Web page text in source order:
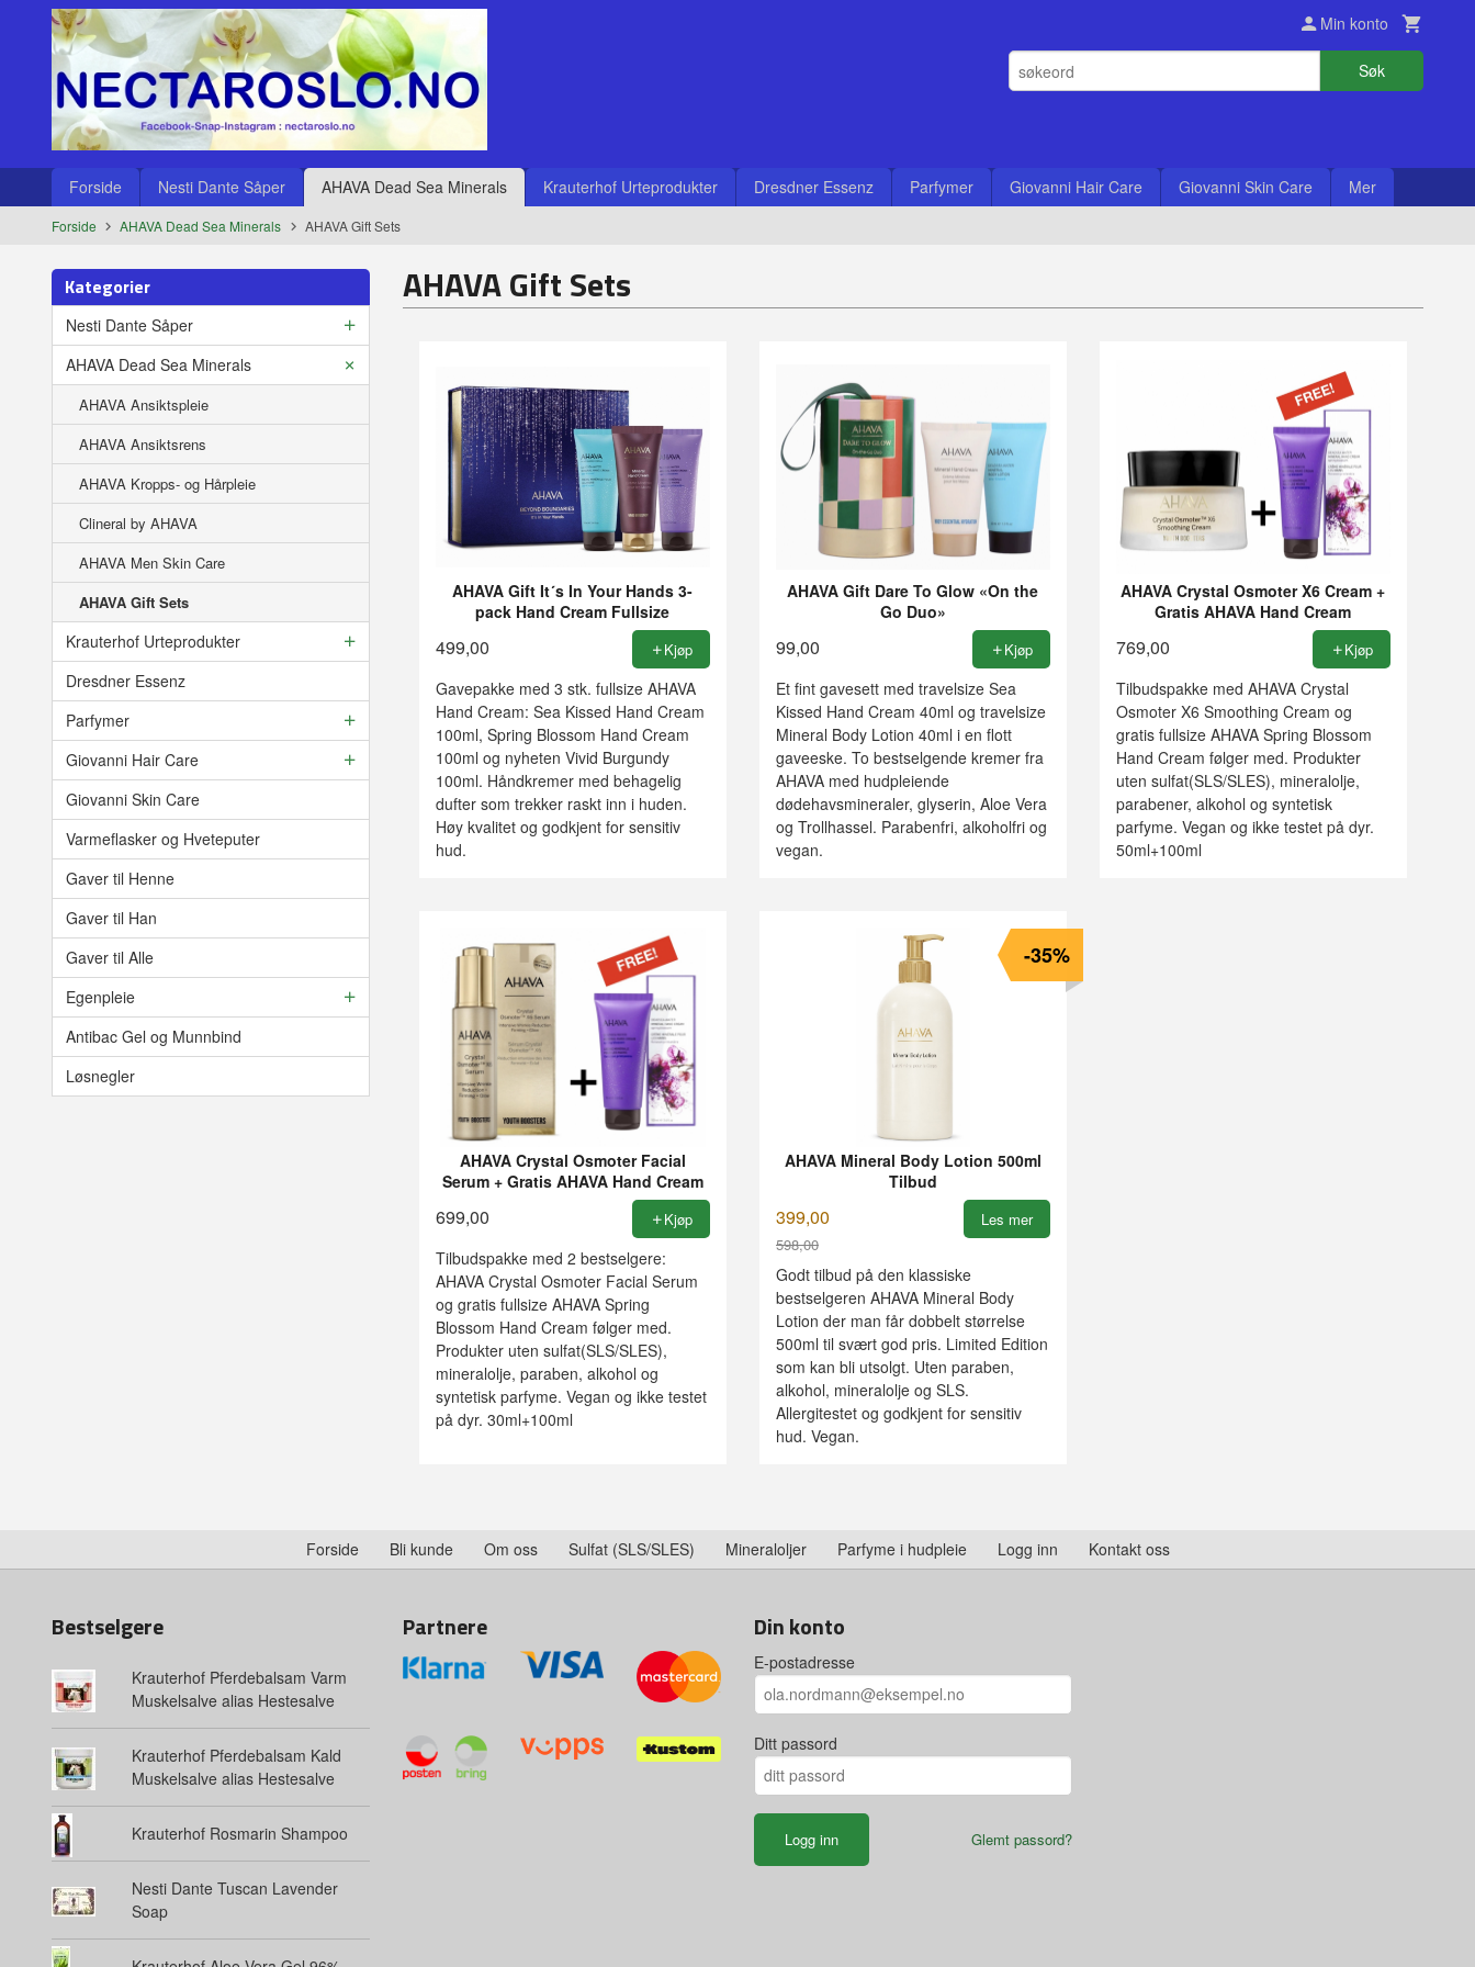
innholdet
Min konto
Søk
Produkter
Forside Nesti Dante Såper AHAVA Dead Sea Minerals Krauterhof Urteprodukter Dresdner Essenz Parfymer Giovanni Hair Care Giovanni Skin Care Mer
Forside AHAVA Dead Sea Minerals AHAVA Gift Sets
Kategorier
Nesti Dante Såper
AHAVA Dead Sea Minerals
AHAVA Ansiktspleie
AHAVA Ansiktsrens
AHAVA Kropps- og Hårpleie
Clineral by AHAVA
AHAVA Men Skin Care
AHAVA Gift Sets
Krauterhof Urteprodukter
Dresdner Essenz
Parfymer
Giovanni Hair Care
Giovanni Skin Care
Varmeflasker og Hveteputer
Gaver til Henne
Gaver til Han
Gaver til Alle
Egenpleie
Antibac Gel og Munnbind
Løsnegler
AHAVA Gift Sets
AHAVA Gift It´s In Your Hands 3-
pack Hand Cream Fullsize
499,00 Kjøp
Gavepakke med 3 stk. fullsize AHAVA
Hand Cream: Sea Kissed Hand Cream
100ml, Spring Blossom Hand Cream
100ml og nyheten Vivid Burgundy
100ml. Håndkremer med behagelig
dufter som trekker raskt inn i huden.
Høy kvalitet og godkjent for sensitiv
hud.
AHAVA Gift Dare To Glow «On the
Go Duo»
99,00 Kjøp
Et fint gavesett med travelsize Sea
Kissed Hand Cream 40ml og travelsize
Mineral Body Lotion 40ml i en flott
gaveeske. To bestselgende kremer fra
AHAVA med hudpleiende
dødehavsmineraler, glyserin, Aloe Vera
og Trollhassel. Parabenfri, alkoholfri og
vegan.
AHAVA Crystal Osmoter X6 Cream +
Gratis AHAVA Hand Cream
769,00 Kjøp
Tilbudspakke med AHAVA Crystal
Osmoter X6 Smoothing Cream og
gratis fullsize AHAVA Spring Blossom
Hand Cream følger med. Produkter
uten sulfat(SLS/SLES), mineralolje,
parabener, alkohol og syntetisk
parfyme. Vegan og ikke testet på dyr.
50ml+100ml
AHAVA Crystal Osmoter Facial
Serum + Gratis AHAVA Hand Cream
699,00 Kjøp
Tilbudspakke med 2 bestselgere:
AHAVA Crystal Osmoter Facial Serum
og gratis fullsize AHAVA Spring
Blossom Hand Cream følger med.
Produkter uten sulfat(SLS/SLES),
mineralolje, paraben, alkohol og
syntetisk parfyme. Vegan og ikke testet
på dyr. 30ml+100ml
AHAVA Mineral Body Lotion 500ml
Tilbud
399,00
598,00
Rabatt
-35%
Les mer
Godt tilbud på den klassiske
bestselgeren AHAVA Mineral Body
Lotion der man får dobbelt størrelse
500ml til svært god pris. Limited Edition
som kan bli utsolgt. Uten paraben,
alkohol, mineralolje og SLS.
Allergitestet og godkjent for sensitiv
hud. Vegan.
Forside Bli kunde Om oss Sulfat (SLS/SLES) Mineraloljer Parfyme i hudpleie Logg inn Kontakt oss
Bestselgere
Krauterhof Pferdebalsam Varm
Muskelsalve alias Hestesalve
Krauterhof Pferdebalsam Kald
Muskelsalve alias Hestesalve
Krauterhof Rosmarin Shampoo
Nesti Dante Tuscan Lavender
Soap
Partnere Din konto
E-postadresse
Ditt passord
Glemt passord?